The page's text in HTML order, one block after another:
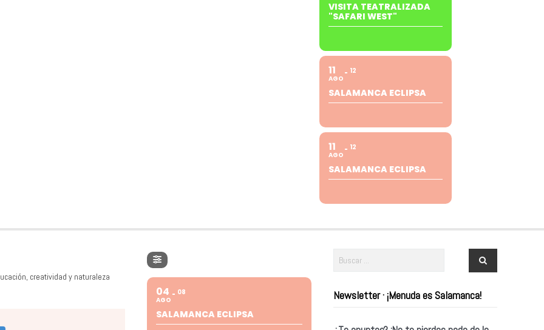
VISITA TEATRALIZADA
"SAFARI WEST"
11
AGO
12
SALAMANCA ECLIPSA
11
AGO
12
SALAMANCA ECLIPSA
creatividad y naturaleza
04
AGO
08
SALAMANCA ECLIPSA
Newsletter · ¡Menuda es Salamanca!